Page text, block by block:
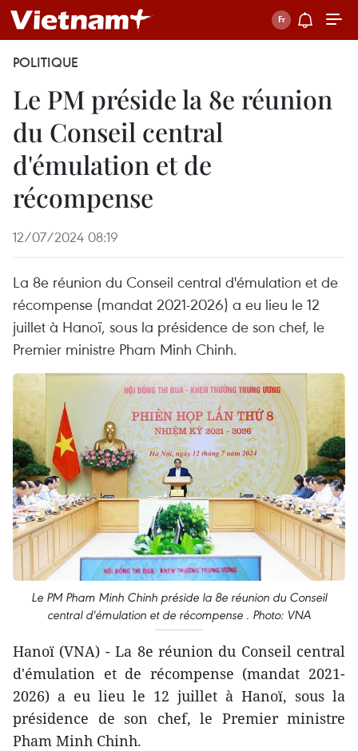
POLITIQUE
Le PM préside la 8e réunion
du Conseil central
d'émulation et de
récompense
12/07/2024 08:19
La 8e réunion du Conseil central d'émulation et de
récompense (mandat 2021-2026) a eu lieu le 12
juillet à Hanoï, sous la présidence de son chef, le
Premier ministre Pham Minh Chinh.
Le PM Pham Minh Chinh préside la 8e réunion du Conseil
central d'émulation et de récompense . Photo: VNA
Hanoï (VNA) - La 8e réunion du Conseil central
d'émulation et de récompense (mandat 2021-
2026) a eu lieu le 12 juillet à Hanoï, sous la
présidence de son chef, le Premier ministre
Pham Minh Chinh.